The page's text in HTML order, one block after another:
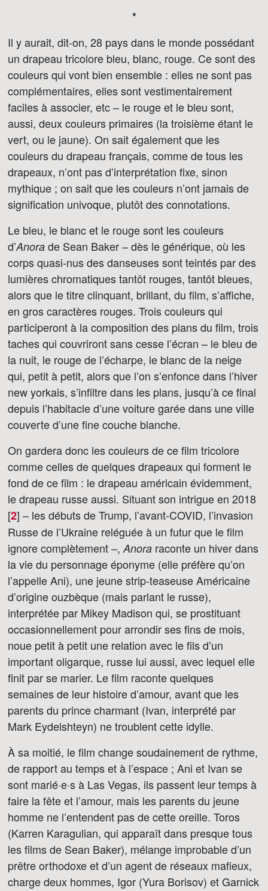
*
Il y aurait, dit-on, 28 pays dans le monde possédant
un drapeau tricolore bleu, blanc, rouge. Ce sont des
couleurs qui vont bien ensemble : elles ne sont pas
complémentaires, elles sont vestimentairement
faciles à associer, etc – le rouge et le bleu sont,
aussi, deux couleurs primaires (la troisième étant le
vert, ou le jaune). On sait également que les
couleurs du drapeau français, comme de tous les
drapeaux, n’ont pas d’interprétation fixe, sinon
mythique ; on sait que les couleurs n’ont jamais de
signification univoque, plutôt des connotations.
Le bleu, le blanc et le rouge sont les couleurs
d’Anora de Sean Baker – dès le générique, où les
corps quasi-nus des danseuses sont teintés par des
lumières chromatiques tantôt rouges, tantôt bleues,
alors que le titre clinquant, brillant, du film, s’affiche,
en gros caractères rouges. Trois couleurs qui
participeront à la composition des plans du film, trois
taches qui couvriront sans cesse l’écran – le bleu de
la nuit, le rouge de l’écharpe, le blanc de la neige
qui, petit à petit, alors que l’on s’enfonce dans l’hiver
new yorkais, s’infiltre dans les plans, jusqu’à ce final
depuis l’habitacle d’une voiture garée dans une ville
couverte d’une fine couche blanche.
On gardera donc les couleurs de ce film tricolore
comme celles de quelques drapeaux qui forment le
fond de ce film : le drapeau américain évidemment,
le drapeau russe aussi. Situant son intrigue en 2018
[2] – les débuts de Trump, l’avant-COVID, l’invasion
Russe de l’Ukraine reléguée à un futur que le film
ignore complètement –,Anora raconte un hiver dans
la vie du personnage éponyme (elle préfère qu’on
l’appelle Ani), une jeune strip-teaseuse Américaine
d’origine ouzbèque (mais parlant le russe),
interprétée par Mikey Madison qui, se prostituant
occasionnellement pour arrondir ses fins de mois,
noue petit à petit une relation avec le fils d’un
important oligarque, russe lui aussi, avec lequel elle
finit par se marier. Le film raconte quelques
semaines de leur histoire d’amour, avant que les
parents du prince charmant (Ivan, interprété par
Mark Eydelshteyn) ne troublent cette idylle.
À sa moitié, le film change soudainement de rythme,
de rapport au temps et à l’espace ; Ani et Ivan se
sont marié·e·s à Las Vegas, ils passent leur temps à
faire la fête et l’amour, mais les parents du jeune
homme ne l’entendent pas de cette oreille. Toros
(Karren Karagulian, qui apparaît dans presque tous
les films de Sean Baker), mélange improbable d’un
prêtre orthodoxe et d’un agent de réseaux mafieux,
charge deux hommes, Igor (Yura Borisov) et Garnick